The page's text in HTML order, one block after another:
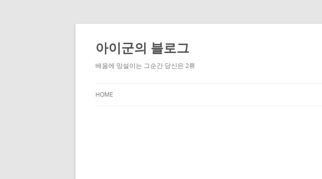
Skip
content
아이군의 블로그
배움에 망설이는 그순간 당신은 2류
HOME